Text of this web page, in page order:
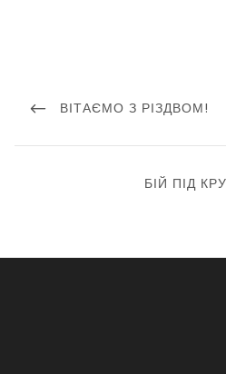
записівPREVIOUS
ВІТАЄМО З РІЗДВОМ!
NEXT
БІЙ ПІД